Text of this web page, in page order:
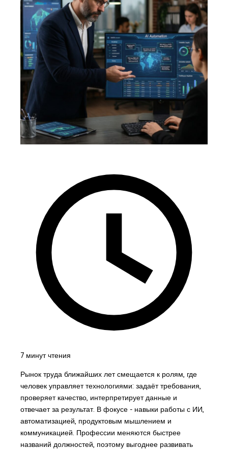
7 минут чтения
Рынок труда ближайших лет смещается к ролям, где
человек управляет технологиями: задаёт требования,
проверяет качество, интерпретирует данные и
отвечает за результат. В фокусе - навыки работы с ИИ,
автоматизацией, продуктовым мышлением и
коммуникацией. Профессии меняются быстрее
названий должностей, поэтому выгоднее развивать